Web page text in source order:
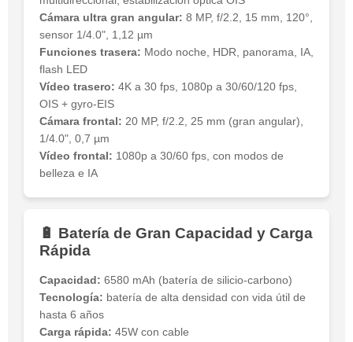
Cámara ultra gran angular: 8 MP, f/2.2, 15 mm, 120°,
sensor 1/4.0", 1,12 µm
Funciones trasera: Modo noche, HDR, panorama, IA,
flash LED
Vídeo trasero: 4K a 30 fps, 1080p a 30/60/120 fps,
OIS + gyro-EIS
Cámara frontal: 20 MP, f/2.2, 25 mm (gran angular),
1/4.0", 0,7 µm
Vídeo frontal: 1080p a 30/60 fps, con modos de
belleza e IA
🔋 Batería de Gran Capacidad y Carga
Rápida
Capacidad: 6580 mAh (batería de silicio-carbono)
Tecnología: batería de alta densidad con vida útil de
hasta 6 años
Carga rápida: 45W con cable